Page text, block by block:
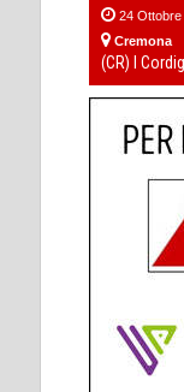
24
Cremona
(CR) I